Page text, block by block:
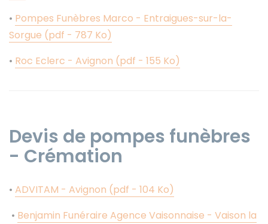
• Pompes Funèbres Marco - Entraigues-sur-la-
Sorgue (pdf - 787 Ko)
• Roc Eclerc - Avignon (pdf - 155 Ko)
Devis de pompes funèbres
- Crémation
• ADVITAM - Avignon (pdf - 104 Ko)
• Benjamin Funéraire Agence Vaisonnaise - Vaison la